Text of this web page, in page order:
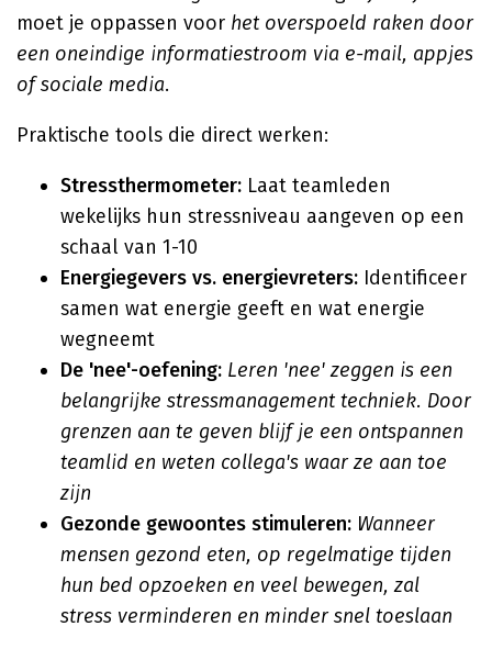
moet je oppassen voor het overspoeld raken door
een oneindige informatiestroom via e-mail, appjes
of sociale media.
Praktische tools die direct werken:
Stressthermometer: Laat teamleden
wekelijks hun stressniveau aangeven op een
schaal van 1-10
Energiegevers vs. energievreters: Identificeer
samen wat energie geeft en wat energie
wegneemt
De 'nee'-oefening: Leren 'nee' zeggen is een
belangrijke stressmanagement techniek. Door
grenzen aan te geven blijf je een ontspannen
teamlid en weten collega's waar ze aan toe
zijn
Gezonde gewoontes stimuleren: Wanneer
mensen gezond eten, op regelmatige tijden
hun bed opzoeken en veel bewegen, zal
stress verminderen en minder snel toeslaan